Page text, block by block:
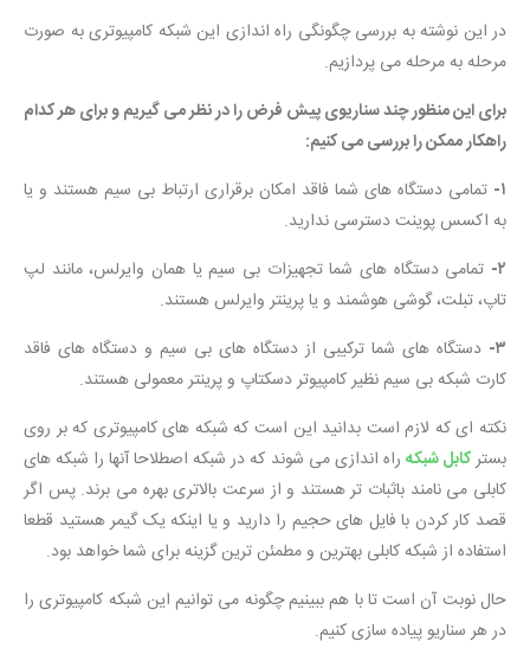
در این نوشته به بررسی چگونگی راه اندازی این شبکه کامپیوتری به صورت
مرحله به مرحله می پردازیم.
برای این منظور چند سناریوی پیش فرض را در نظر می گیریم و برای هر کدام
راهکار ممکن را بررسی می کنیم:
۱- تمامی دستگاه های شما فاقد امکان برقراری ارتباط بی سیم هستند و یا
به اکسس پوینت دسترسی ندارید.
۲- تمامی دستگاه های شما تجهیزات بی سیم یا همان وایرلس، مانند لپ
تاپ، تبلت، گوشی هوشمند و یا پرینتر وایرلس هستند.
۳- دستگاه های شما ترکیبی از دستگاه های بی سیم و دستگاه های فاقد
کارت شبکه بی سیم نظیر کامپیوتر دسکتاپ و پرینتر معمولی هستند.
نکته ای که لازم است بدانید این است که شبکه های کامپیوتری که بر روی
بسترکابل شبکهراه اندازی می شوند که در شبکه اصطلاحا آنها را شبکه های
کابلی می نامند باثبات تر هستند و از سرعت بالاتری بهره می برند. پس اگر
قصد کار کردن با فایل های حجیم را دارید و یا اینکه یک گیمر هستید قطعا
استفاده از شبکه کابلی بهترین و مطمئن ترین گزینه برای شما خواهد بود.
حال نوبت آن است تا با هم ببینیم چگونه می توانیم این شبکه کامپیوتری را
در هر سناریو پیاده سازی کنیم.